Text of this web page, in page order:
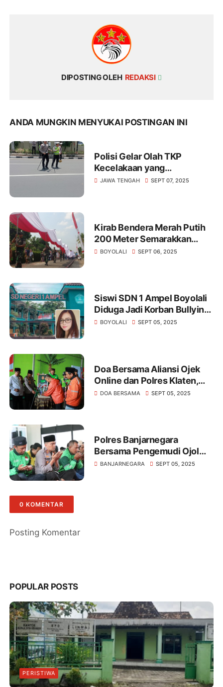
DIPOSTING OLEH REDAKSI
ANDA MUNGKIN MENYUKAI POSTINGAN INI
Polisi Gelar Olah TKP
Kecelakaan yang
Menewaskan Mahasiswa
JAWA TENGAH SEPT 07, 2025
Kirab Bendera Merah Putih
200 Meter Semarakkan
Merti Desa Pojok Boyolali
BOYOLALI SEPT 06, 2025
Siswi SDN 1 Ampel Boyolali
Diduga Jadi Korban Bullying,
Vio Sari Angkat Bicara
BOYOLALI SEPT 05, 2025
Doa Bersama Aliansi Ojek
Online dan Polres Klaten,
Wujud Empati dan
DOA BERSAMA SEPT 05, 2025
Polres Banjarnegara
Bersama Pengemudi Ojol
Gelar Doa Bersama
BANJARNEGARA SEPT 05, 2025
0 KOMENTAR
Posting Komentar
POPULAR POSTS
PERISTIWA